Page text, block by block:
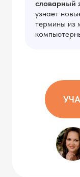
словарный
узнает
термины из